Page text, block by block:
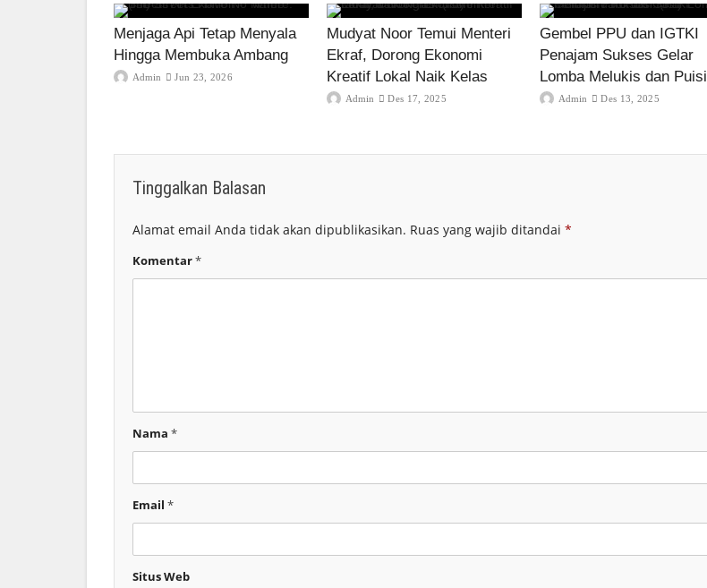
Menjaga Api Tetap Menyala
Hingga Membuka Ambang
Admin Jun 23, 2026
Mudyat Noor Temui Menteri
Ekraf, Dorong Ekonomi
Kreatif Lokal Naik Kelas
Admin Des 17, 2025
Gembel PPU dan IGTKI
Penajam Sukses Gelar
Lomba Melukis dan Puisi
Admin Des 13, 2025
Tinggalkan Balasan
Alamat email Anda tidak akan dipublikasikan. Ruas yang wajib ditandai *
Komentar*
Nama *
Email *
Situs Web